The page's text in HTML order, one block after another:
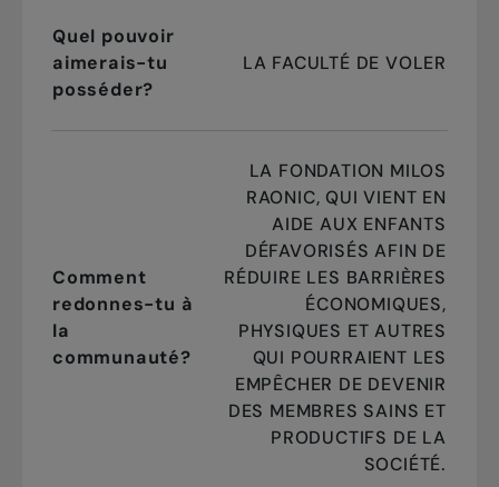
Quel pouvoir
aimerais-tu
posséder?
LA FACULTÉ DE VOLER
Comment
redonnes-tu à
la
communauté?
LA FONDATION MILOS
RAONIC, QUI VIENT EN
AIDE AUX ENFANTS
DÉFAVORISÉS AFIN DE
RÉDUIRE LES BARRIÈRES
ÉCONOMIQUES,
PHYSIQUES ET AUTRES
QUI POURRAIENT LES
EMPÊCHER DE DEVENIR
DES MEMBRES SAINS ET
PRODUCTIFS DE LA
SOCIÉTÉ.